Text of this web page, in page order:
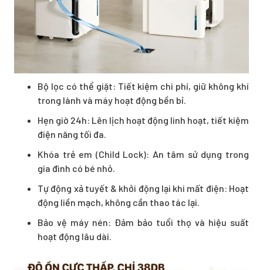
Bộ lọc có thể giặt: Tiết kiệm chi phí, giữ không khí
trong lành và máy hoạt động bền bỉ.
Hẹn giờ 24h: Lên lịch hoạt động linh hoạt, tiết kiệm
điện năng tối đa.
Khóa trẻ em (Child Lock): An tâm sử dụng trong
gia đình có bé nhỏ.
Tự động xả tuyết & khởi động lại khi mất điện: Hoạt
động liền mạch, không cần thao tác lại.
Bảo vệ máy nén: Đảm bảo tuổi thọ và hiệu suất
hoạt động lâu dài.